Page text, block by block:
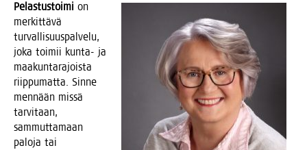
Pelas­tus­toi­mi on
mer­kit­tä­vä
tur­val­li­suus­pal­ve­lu,
joka toi­mii kun­ta- ja
maa­kun­ta­ra­jois­ta
riip­pu­mat­ta. Sin­ne
men­nään mis­sä
tar­vi­taan,
sam­mut­ta­maan
palo­ja tai